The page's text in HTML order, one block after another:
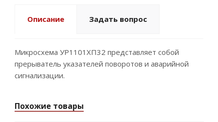
Описание Задать вопрос
Микросхема УР1101ХП32 представляет собой
прерыватель указателей поворотов и аварийной
сигнализации.
Похожие товары